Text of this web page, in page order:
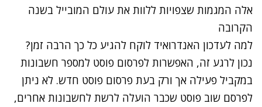
אלה המגמות שצפויות ללוות את עולם המובייל בשנה
הקרובה
למה לעדכון האנדרואיד לוקח להגיע כל כך הרבה זמן?
נכון לרגע זה, האפשרות לפרסום פוסט למספר חשבונות
במקביל פעילה אך ורק בעת פרסום פוסט חדש. לא ניתן
לפרסם שוב פוסט שכבר הועלה לרשת לחשבונות אחרים,